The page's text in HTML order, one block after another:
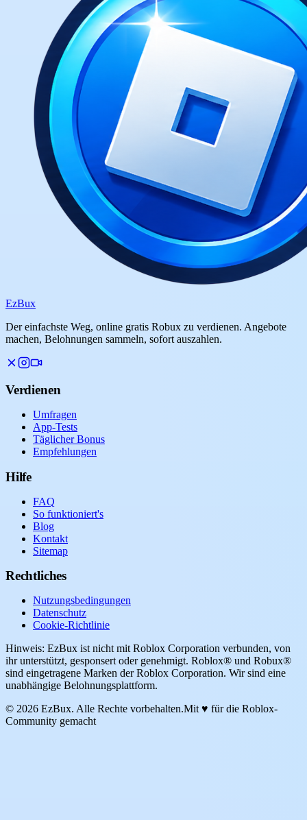
EzBux
Der einfachste Weg, online gratis Robux zu verdienen. Angebote
machen, Belohnungen sammeln, sofort auszahlen.
Verdienen
Umfragen
App-Tests
Täglicher Bonus
Empfehlungen
Hilfe
FAQ
So funktioniert's
Blog
Kontakt
Sitemap
Rechtliches
Nutzungsbedingungen
Datenschutz
Cookie-Richtlinie
Hinweis: EzBux ist nicht mit Roblox Corporation verbunden, von
ihr unterstützt, gesponsert oder genehmigt. Roblox® und Robux®
sind eingetragene Marken der Roblox Corporation. Wir sind eine
unabhängige Belohnungsplattform.
© 2026 EzBux. Alle Rechte vorbehalten.Mit ♥ für die Roblox-
Community gemacht